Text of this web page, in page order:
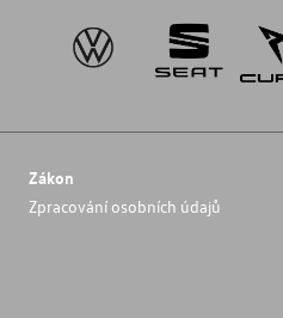
Zákon
Zpracování osobních údajů